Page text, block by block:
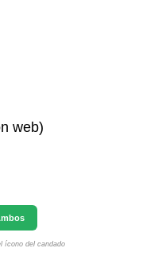
web)
ícono del candado